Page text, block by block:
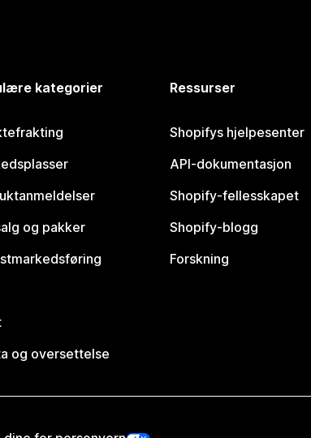
kategorier
og pakker
og oversettelse
Ressurser
Shopifys hjelpesenter
API-dokumentasjon
Shopify-fellesskapet
Shopify-blogg
Forskning